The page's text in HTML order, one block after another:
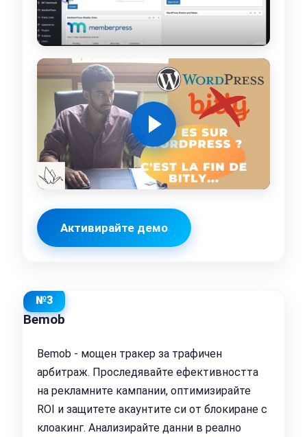
Активирайте демо
№3
Bemob
Bemob - мощен тракер за трафичен
арбитраж. Проследявайте ефективността
на рекламните кампании, оптимизирайте
ROI и защитете акаунтите си от блокиране с
клоакинг. Анализирайте данни в реално